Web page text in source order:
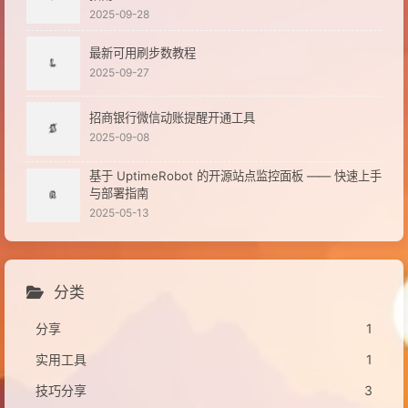
2025-09-28
最新可用刷步数教程
2025-09-27
招商银行微信动账提醒开通工具
2025-09-08
基于 UptimeRobot 的开源站点监控面板 —— 快速上手
与部署指南
2025-05-13
分类
分享
1
实用工具
1
技巧分享
3